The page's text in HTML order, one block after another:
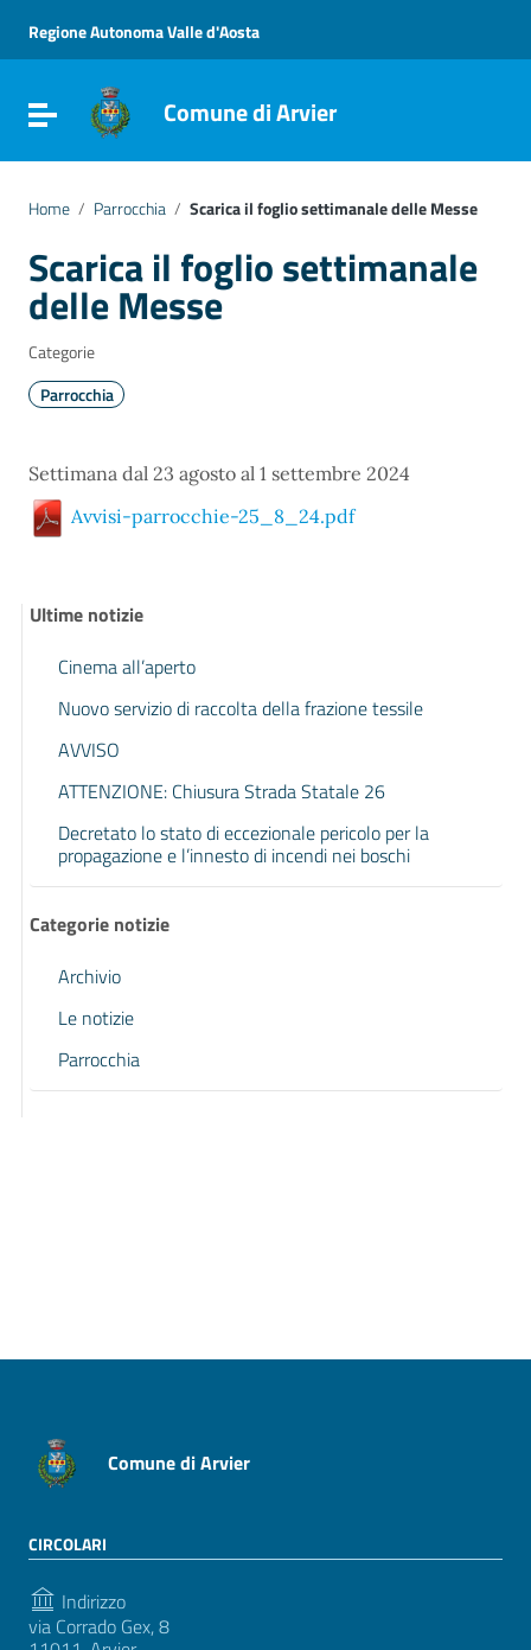
Vai al menu di navigazione
Vai al footer
Regione Autonoma Valle d'Aosta
Attiva / disattiva la navigazione
Comune di Arvier
Home / Parrocchia / Scarica il foglio settimanale delle Messe
Scarica il foglio settimanale
delle Messe
Categorie
Parrocchia
Settimana dal 23 agosto al 1 settembre 2024
Avvisi-parrocchie-25_8_24.pdf
Ultime notizie
Cinema all’aperto
Nuovo servizio di raccolta della frazione tessile
AVVISO
ATTENZIONE: Chiusura Strada Statale 26
Decretato lo stato di eccezionale pericolo per la
propagazione e l’innesto di incendi nei boschi
Categorie notizie
Archivio
Le notizie
Parrocchia
Comune di Arvier
CIRCOLARI
Indirizzo
via Corrado Gex, 8